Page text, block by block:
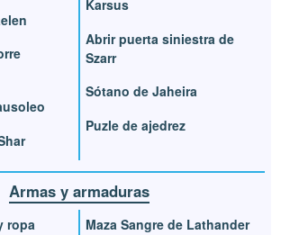
Karsus
Abrir puerta siniestra de
Szarr
Sótano de Jaheira
Puzle de ajedrez
Armas y armaduras
ropa
Maza Sangre de Lathander